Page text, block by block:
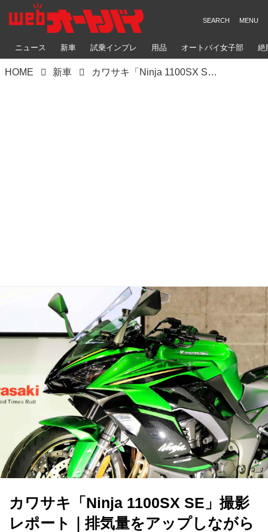
ニュース 新車 試乗インプレ 用品 オートバイ女子部 絶
HOME 新車 カワサキ「Ninja 1100SX SE」撮影レポート｜排気量をアップしながら燃費性能を向上！ ドラレコも新たに標準装備
カワサキ「Ninja 1100SX SE」撮影
レポート｜排気量をアップしながら